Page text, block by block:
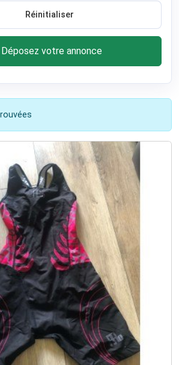
Réinitialiser
Déposez votre annonce